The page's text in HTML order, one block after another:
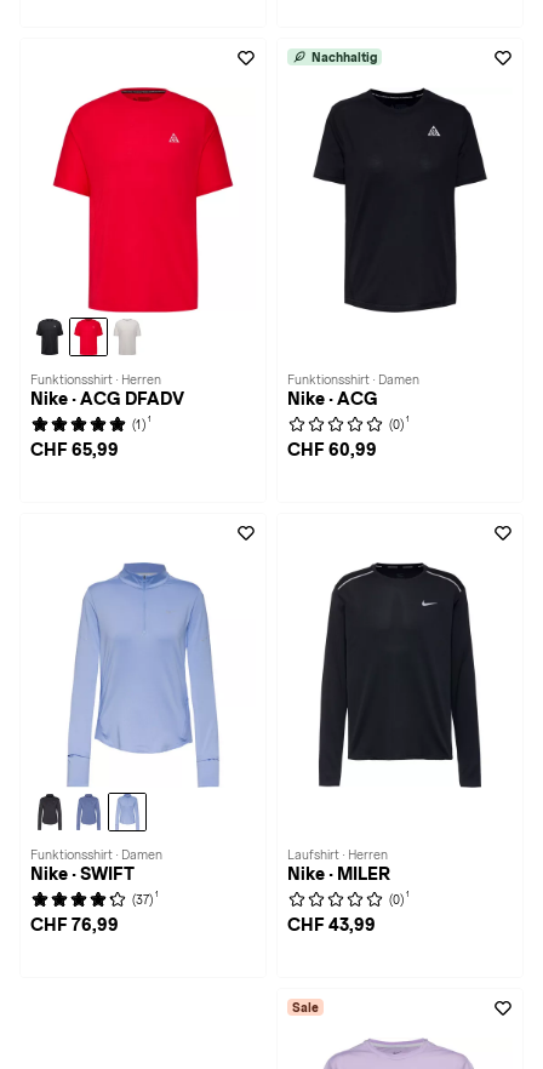
Funktionsshirt · Herren
Nike · ACG DFADV
(1) 1
CHF 65,99
Nachhaltig
Funktionsshirt · Damen
Nike · ACG
(0) 1
CHF 60,99
Funktionsshirt · Damen
Nike · SWIFT
(37) 1
CHF 76,99
Laufshirt · Herren
Nike · MILER
(0) 1
CHF 43,99
Sale